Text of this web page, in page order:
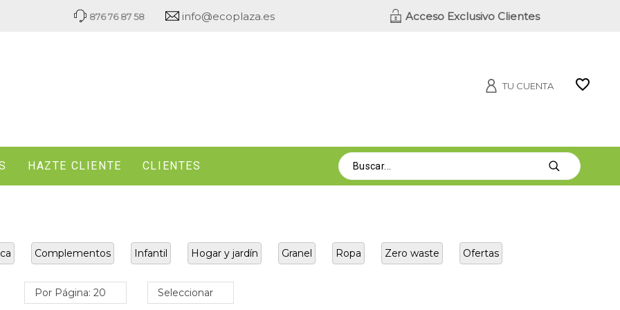
876 76 87 58 info@ecoplaza.es Acceso Exclusivo Clientes
TU CUENTA
HAZTE CLIENTE CLIENTES
Complementos Infantil Hogar y jardín Granel Ropa Zero waste Ofertas
Por Página: 20 Seleccionar